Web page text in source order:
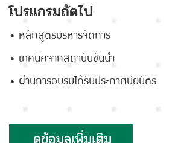
โปรแกรมถัดไป
• หลักสูตรบริหารจัดการ
• เทคนิคจากสถาบันชั้นนำ
• ผ่านการอบรมได้รับประกาศนียบัตร